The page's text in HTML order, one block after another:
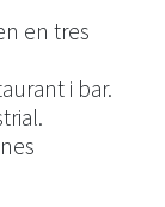
en tres
i bar.